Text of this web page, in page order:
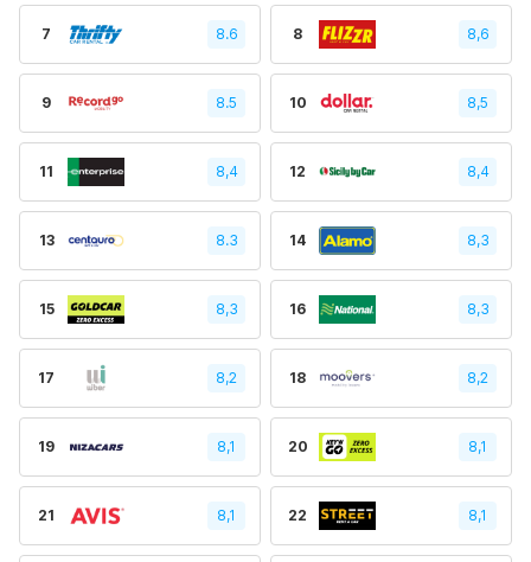
7 8.6 8 8,6
9 8.5 10 8,5
11 8,4 12 8,4
13 8.3 14 8,3
15 8,3 16 8,3
17 8,2 18 8,2
19 8,1 20 8,1
21 8,1 22 8,1